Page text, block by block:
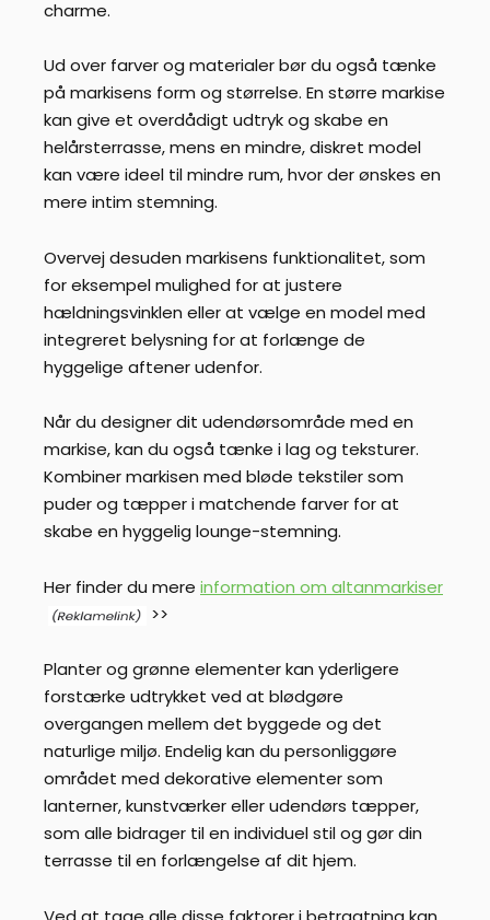
charme.
Ud over farver og materialer bør du også tænke
på markisens form og størrelse. En større markise
kan give et overdådigt udtryk og skabe en
helårsterrasse, mens en mindre, diskret model
kan være ideel til mindre rum, hvor der ønskes en
mere intim stemning.
Overvej desuden markisens funktionalitet, som
for eksempel mulighed for at justere
hældningsvinklen eller at vælge en model med
integreret belysning for at forlænge de
hyggelige aftener udenfor.
Når du designer dit udendørsområde med en
markise, kan du også tænke i lag og teksturer.
Kombiner markisen med bløde tekstiler som
puder og tæpper i matchende farver for at
skabe en hyggelig lounge-stemning.
Her finder du mere information om altanmarkiser
>>
Planter og grønne elementer kan yderligere
forstærke udtrykket ved at blødgøre
overgangen mellem det byggede og det
naturlige miljø. Endelig kan du personliggøre
området med dekorative elementer som
lanterner, kunstværker eller udendørs tæpper,
som alle bidrager til en individuel stil og gør din
terrasse til en forlængelse af dit hjem.